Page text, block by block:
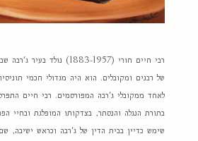
רבי חיים חורי (1883-1957)
של רבנים ומקובלים. הוא היה מגדולי חכמי
לאחד ממקובלי ג'רבה המפורסמים. רבי חיים
בתורת הנגלה והנסתר, בצדקותו המופלגת ובחיי
שימש כדיין בבית הדין של ג'רבה וכראש ישיבה,